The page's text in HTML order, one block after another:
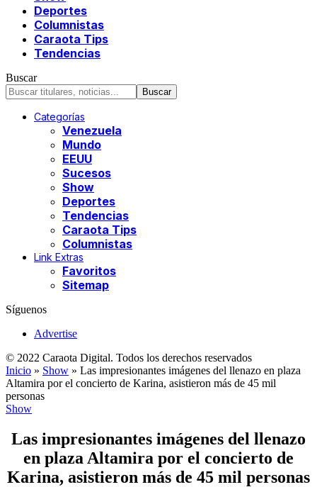
Deportes
Columnistas
Caraota Tips
Tendencias
Buscar
Categorías
Venezuela
Mundo
EEUU
Sucesos
Show
Deportes
Tendencias
Caraota Tips
Columnistas
Link Extras
Favoritos
Sitemap
Síguenos
Advertise
© 2022 Caraota Digital. Todos los derechos reservados
Inicio » Show » Las impresionantes imágenes del llenazo en plaza
Altamira por el concierto de Karina, asistieron más de 45 mil
personas
Show
Las impresionantes imágenes del llenazo
en plaza Altamira por el concierto de
Karina, asistieron más de 45 mil personas